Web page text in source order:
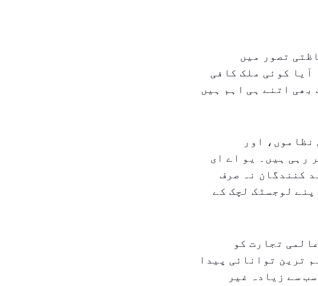
تصور میں
آیا کوئی ملک کافی
بھی اتنے ہی اہم ہیں
اور
رہی ہیں۔ یو اے ای
کنندگان نہ صرف
لوجسٹک لچک کے
تجارت کو
ترین توانائی پیدا
سے زیادہ غیر